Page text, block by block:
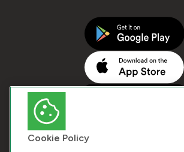
Cookie Policy